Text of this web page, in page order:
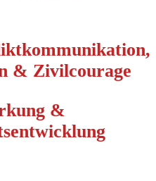
& Zivilcourage
&